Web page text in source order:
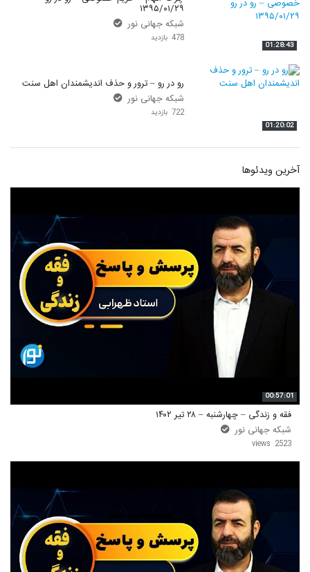
01:28:43
۱۳۹۵/۰۱/۲۹
شبکه جهانی نور
478 بازدید
01:20:02
رو در رو – ترور و حذف اندیشمندان اهل سنت
شبکه جهانی نور
722 بازدید
آخرین ویدئوها
00:57:01
فقه و زندگی – چهارشنبه – ۲۸ تیر ۱۴۰۲
شبکه جهانی نور
2523 views